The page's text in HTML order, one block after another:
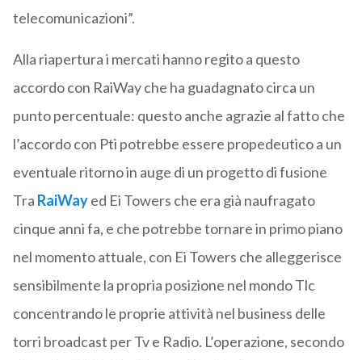
telecomunicazioni”.
Alla riapertura i mercati hanno regito a questo
accordo con RaiWay che ha guadagnato circa un
punto percentuale: questo anche agrazie al fatto che
l’accordo con Pti potrebbe essere propedeutico a un
eventuale ritorno in auge di un progetto di fusione
Tra RaiWayed Ei Towers che era già naufragato
cinque anni fa, e che potrebbe tornare in primo piano
nel momento attuale, con Ei Towers che alleggerisce
sensibilmente la propria posizione nel mondo Tlc
concentrando le proprie attività nel business delle
torri broadcast per Tv e Radio. L’operazione, secondo